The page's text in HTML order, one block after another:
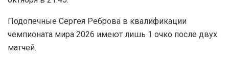
Подопечные Сергея Реброва в квалификации
чемпионата мира 2026 имеют лишь 1 очко после двух
матчей.